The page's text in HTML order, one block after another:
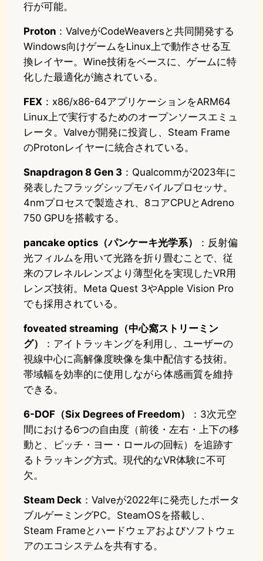
行が可能。
Proton ：ValveがCodeWeaversと共同開発する
Windows向けゲームをLinux上で動作させる互
換レイヤー。Wine技術をベースに、ゲームに特
化した最適化が施されている。
FEX ：x86/x86-64アプリケーションをARM64
Linux上で実行するためのオープンソースエミュ
レータ。Valveが開発に投資し、Steam Frame
のProtonレイヤーに統合されている。
Snapdragon 8 Gen 3 ：Qualcommが2023年に
発表したフラッグシップモバイルプロセッサ。
4nmプロセスで製造され、8コアCPUとAdreno
750 GPUを搭載する。
pancake optics（パンケーキ光学系）
：反射偏
光フィルムを用いて光路を折り畳むことで、従
来のフレネルレンズより薄型化を実現したVR用
レンズ技術。Meta Quest 3やApple Vision Pro
でも採用されている。
foveated streaming（中心窩ストリーミン
グ）
：アイトラッキングを利用し、ユーザーの
視線中心に高解像度映像を集中配信する技術。
帯域幅を効率的に使用しながら体感画質を維持
できる。
6-DOF（Six Degrees of Freedom）
：3次元空
間における6つの自由度（前後・左右・上下の移
動と、ピッチ・ヨー・ロールの回転）を追跡す
るトラッキング方式。現代的なVR体験に不可
欠。
Steam Deck ：Valveが2022年に発売したポータ
ブルゲーミングPC。SteamOSを搭載し、
Steam Frameとハードウェアおよびソフトウェ
アのエコシステムを共有する。